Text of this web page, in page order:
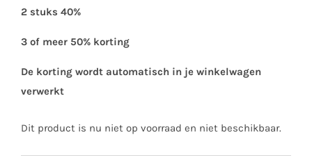
2 stuks 40%
3 of meer 50% korting
De korting wordt automatisch in je winkelwagen
verwerkt
Dit product is nu niet op voorraad en niet beschikbaar.